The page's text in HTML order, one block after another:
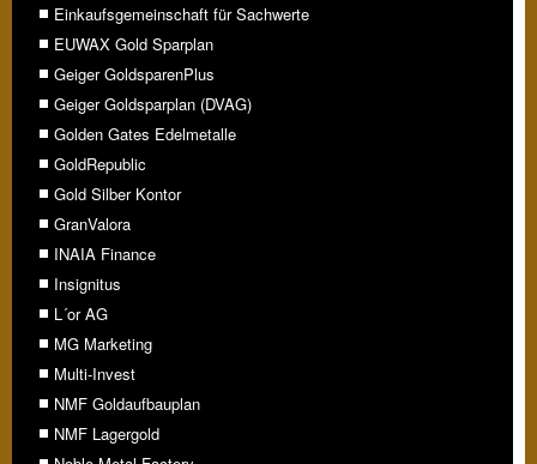
Einkaufsgemeinschaft für Sachwerte
EUWAX Gold Sparplan
Geiger GoldsparenPlus
Geiger Goldsparplan (DVAG)
Golden Gates Edelmetalle
GoldRepublic
Gold Silber Kontor
GranValora
INAIA Finance
Insignitus
L´or AG
MG Marketing
Multi-Invest
NMF Goldaufbauplan
NMF Lagergold